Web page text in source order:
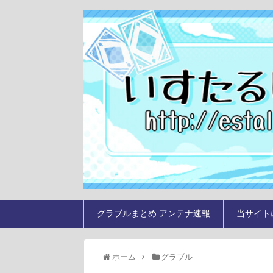
グラブルまとめ アンテナ速報 当サイ
ホーム グラブル